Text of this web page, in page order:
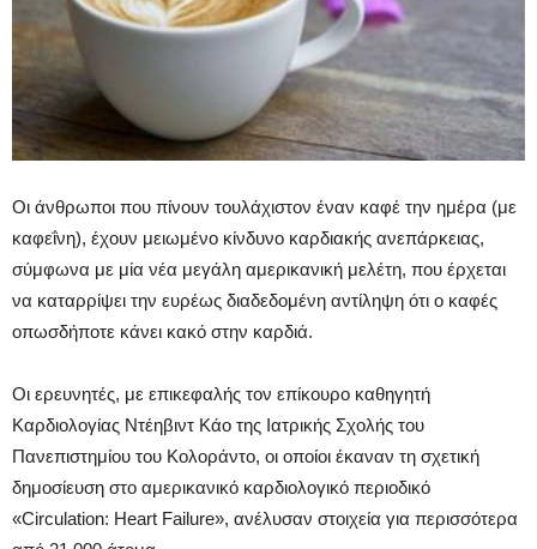
Οι άνθρωποι που πίνουν τουλάχιστον έναν καφέ την ημέρα (με
καφεΐνη), έχουν μειωμένο κίνδυνο καρδιακής ανεπάρκειας,
σύμφωνα με μία νέα μεγάλη αμερικανική μελέτη, που έρχεται
να καταρρίψει την ευρέως διαδεδομένη αντίληψη ότι ο καφές
οπωσδήποτε κάνει κακό στην καρδιά.
Οι ερευνητές, με επικεφαλής τον επίκουρο καθηγητή
Καρδιολογίας Ντέηβιντ Κάο της Ιατρικής Σχολής του
Πανεπιστημίου του Κολοράντο, οι οποίοι έκαναν τη σχετική
δημοσίευση στο αμερικανικό καρδιολογικό περιοδικό
«Circulation: Heart Failure», ανέλυσαν στοιχεία για περισσότερα